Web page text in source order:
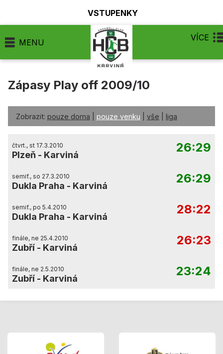
VSTUPENKY
MENU VÍCE
Zápasy Play off 2009/10
Zobrazit: pouze doma pouze venku vše liga
čtvrt., st 17.3.2010
Plzeň - Karviná
26:29
semif., so 27.3.2010
Dukla Praha - Karviná
26:29
semif., po 5.4.2010
Dukla Praha - Karviná
28:22
finále, ne 25.4.2010
Zubří - Karviná
26:23
finále, ne 2.5.2010
Zubří - Karviná
23:24